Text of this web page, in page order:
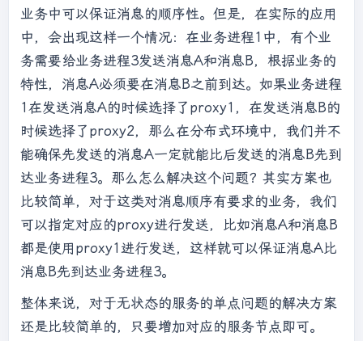
业务中可以保证消息的顺序性。但是，在实际的应用
中，会出现这样一个情况：在业务进程1中，有个业
务需要给业务进程3发送消息A和消息B，根据业务的
特性，消息A必须要在消息B之前到达。如果业务进程
1在发送消息A的时候选择了proxy1，在发送消息B的
时候选择了proxy2，那么在分布式环境中，我们并不
能确保先发送的消息A一定就能比后发送的消息B先到
达业务进程3。那么怎么解决这个问题？其实方案也
比较简单，对于这类对消息顺序有要求的业务，我们
可以指定对应的proxy进行发送，比如消息A和消息B
都是使用proxy1进行发送，这样就可以保证消息A比
消息B先到达业务进程3。
整体来说，对于无状态的服务的单点问题的解决方案
还是比较简单的，只要增加对应的服务节点即可。